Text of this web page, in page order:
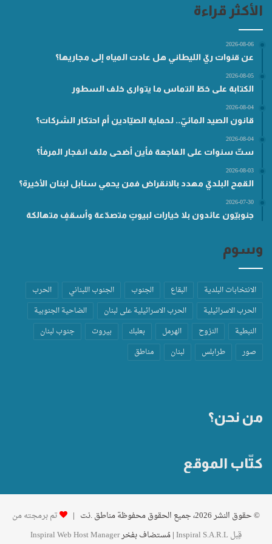
الأكثر قراءة
2026-08-06
عن قنوات ريّ الليطاني هل عادت المياه إلى مجاريها؟
2026-08-05
الكتابة على خطّ التماس ما يتوارى خلف السطور
2026-08-04
قانون الصيد المائيّ.. لحماية الصيّادين أم احتكار الشركات؟
2026-08-04
ستّ سنوات على الفاجعة فأين أضحى ملف انفجار المرفأ؟
2026-08-03
القمح البلديّ مهدد بالانقراض فمن يحمي سنابل لبنان الأخيرة؟
2026-07-30
جنوبيّون عائدون بلا خيارات لبيوتٍ متصدّعة وأسقفٍ متهالكة
وسوم
الانتخابات البلدية البقاع الجنوب الجنوب اللبناني
الحرب
الحرب الاسرائيلية
الحرب الاسرائيلية على لبنان
الضاحية الجنوبية
النبطية
النزوح الهرمل بعلبك بيروت
جنوب لبنان
صور
طرابلس لبنان مناطق
من نحن؟
كتّاب الموقع
© حقوق النشر 2026، جميع الحقوق محفوظة مناطق .نت |
تم برمجته من
قِبل Inspiral S.A.R.L
| مُستضاف بفخرInspiral Web Host Manager